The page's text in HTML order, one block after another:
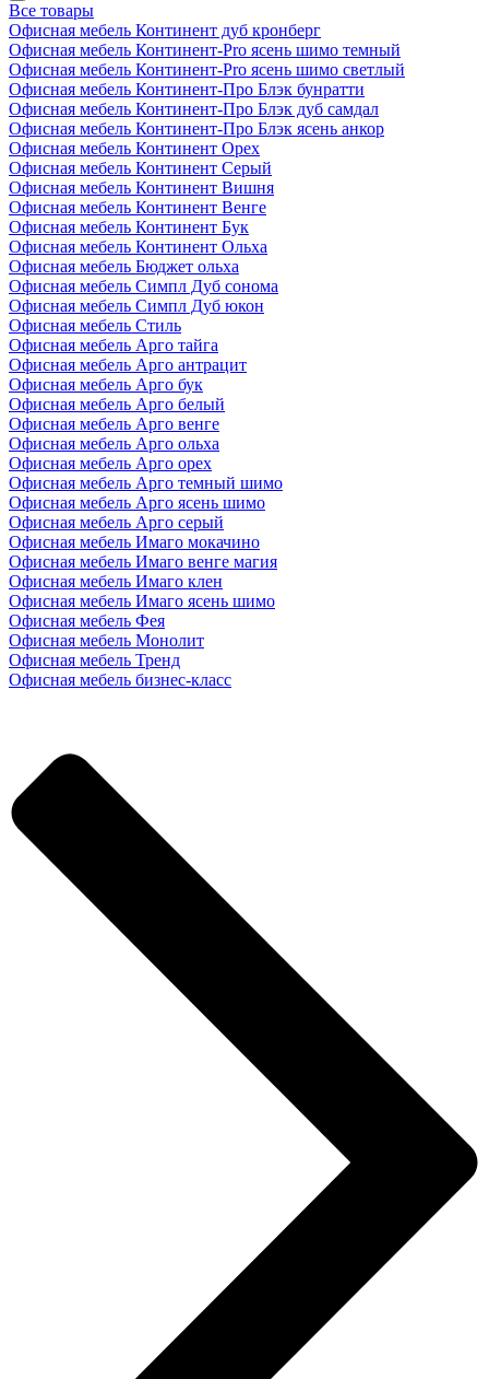
Все товары
Офисная мебель Континент дуб кронберг
Офисная мебель Континент-Pro ясень шимо темный
Офисная мебель Континент-Pro ясень шимо светлый
Офисная мебель Континент-Про Блэк бунратти
Офисная мебель Континент-Про Блэк дуб самдал
Офисная мебель Континент-Про Блэк ясень анкор
Офисная мебель Континент Орех
Офисная мебель Континент Серый
Офисная мебель Континент Вишня
Офисная мебель Континент Венге
Офисная мебель Континент Бук
Офисная мебель Континент Ольха
Офисная мебель Бюджет ольха
Офисная мебель Симпл Дуб сонома
Офисная мебель Симпл Дуб юкон
Офисная мебель Стиль
Офисная мебель Арго тайга
Офисная мебель Арго антрацит
Офисная мебель Арго бук
Офисная мебель Арго белый
Офисная мебель Арго венге
Офисная мебель Арго ольха
Офисная мебель Арго орех
Офисная мебель Арго темный шимо
Офисная мебель Арго ясень шимо
Офисная мебель Арго серый
Офисная мебель Имаго мокачино
Офисная мебель Имаго венге магия
Офисная мебель Имаго клен
Офисная мебель Имаго ясень шимо
Офисная мебель Фея
Офисная мебель Монолит
Офисная мебель Тренд
Офисная мебель бизнес-класс